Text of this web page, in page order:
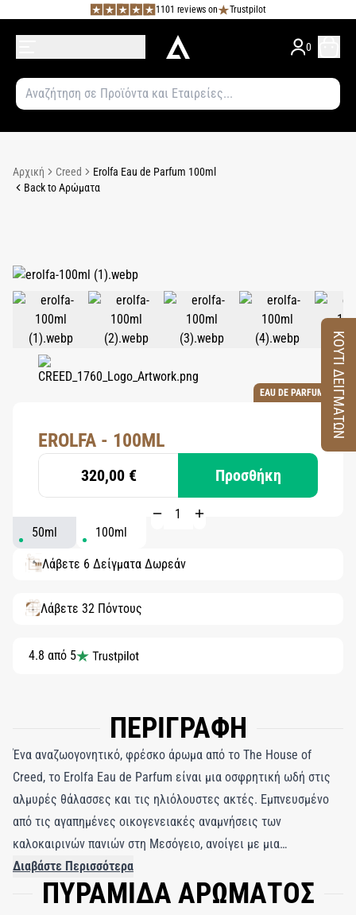
1101 reviews on Trustpilot
0
Αρχική Creed
Erolfa Eau de Parfum 100ml
Back to Αρώματα
EAU DE PARFUM
EROLFA - 100ML
320,00 € Προσθήκη
50ml 100ml
Λάβετε 6 Δείγματα Δωρεάν
Λάβετε 32 Πόντους
4.8 από 5
ΠΕΡΙΓΡΑΦΗ
Ένα αναζωογονητικό, φρέσκο ​​άρωμα από το The House of
Creed, το Erolfa Eau de Parfum είναι μια οσφρητική ωδή στις
αλμυρές θάλασσες και τις ηλιόλουστες ακτές. Εμπνευσμένο
από τις αγαπημένες οικογενειακές αναμνήσεις των
καλοκαιρινών πανιών στη Μεσόγειο, ανοίγει με μια
αναζωογονητική έκρηξη από ζωηρές νότες εσπεριδοειδών σε
συνδυασμό με λεβάντα και βασιλικό, όλα αγκυρωμένα από
Διαβάστε Περισσότερα
ΠΥΡΑΜΙΔΑ ΑΡΩΜΑΤΟΣ
ΚΟΥΤΙ ΔΕΙΓΜΑΤΩΝ